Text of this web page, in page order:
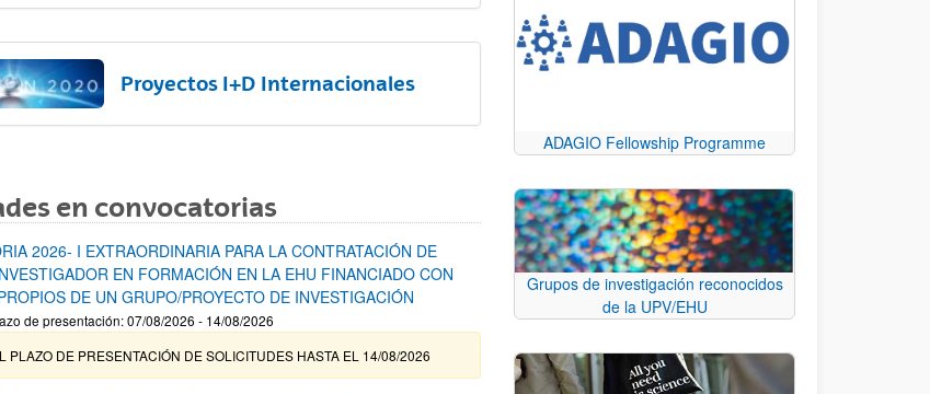
Proyectos I+D Internacionales
en convocatorias
2026- I EXTRAORDINARIA PARA LA CONTRATACIÓN DE
EN FORMACIÓN EN LA EHU FINANCIADO CON
DE UN GRUPO/PROYECTO DE INVESTIGACIÓN
de presentación: 07/08/2026 - 14/08/2026
PLAZO DE PRESENTACIÓN DE SOLICITUDES HASTA EL 14/08/2026
ADAGIO Fellowship Programme
Grupos de investigación reconocidos
de la UPV/EHU